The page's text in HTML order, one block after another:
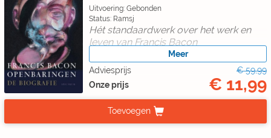
Uitvoering: Gebonden
Status: Ramsj
Hét standaardwerk over het werk en
leven van Francis Bacon
Meer
Adviesprijs
€ 59,99
Onze prijs
€ 11,99
Toevoegen